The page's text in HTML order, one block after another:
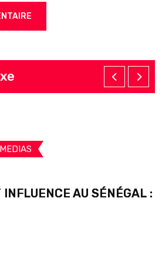
MEDIAS
INFLUENCE AU SÉNÉGAL :